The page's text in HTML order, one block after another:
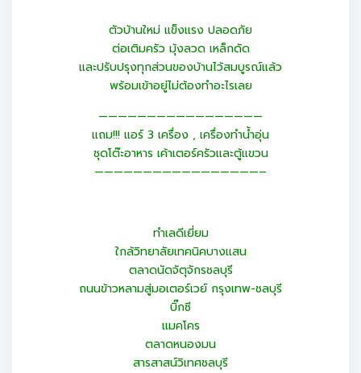
ตัวบ้านใหม่ แข็งแรง ปลอดภัย
ต่อเติมครัว มุ้งลวด เหล็กดัด
และปรับปรุงทุกส่วนของบ้านไว้สมบูรณ์แล้ว
พร้อมเข้าอยู่ไม่ต้องทำอะไรเลย
—————————————————
แถม!!! แอร์ 3 เครื่อง , เครื่องทำน้ำอุ่น
ชุดโต๊ะอาหาร เค้าเตอร์ครัวและตู้แขวน
—————————————————–
ทำเลดีเยี่ยม
ใกล้วิทยาลัยเทคนิคบางแสน
ตลาดนัดจัตุจักรชลบุรี
ถนนข้าวหลามสู่มอเตอร์เวย์ กรุงเทพ-ชลบุรี
บิ๊กซี
แมคโคร
ตลาดหนองมน
สารสาสน์วิเทศชลบุรี